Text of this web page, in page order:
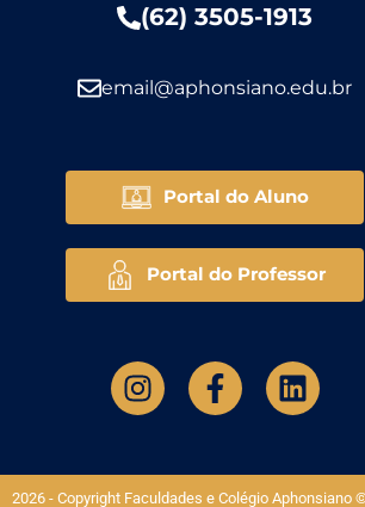
(62) 3505-1913
email@aphonsiano.edu.br
Portal do Aluno
Portal do Professor
2026 - Copyright Faculdades e Colégio Aphonsiano